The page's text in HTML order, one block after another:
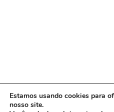
Estamos usando cookies para
nosso site.